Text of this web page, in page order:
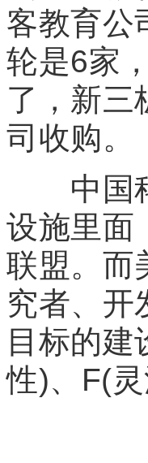
客教育公
轮是6家
了，新三
司收购。
中国科
设施里面
联盟。而
究者、开
目标的
性)、F(